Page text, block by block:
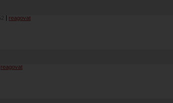
reagovat
reagovat